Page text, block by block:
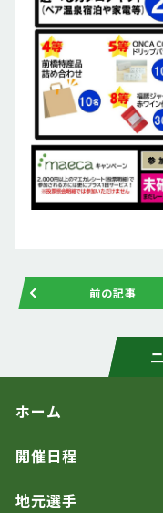
前の記事
ホーム
開催日程
地元選手